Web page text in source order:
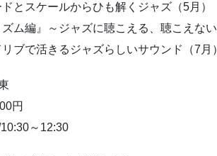
とスケールからひも解くジャズ（5月）
ム編』～ジャズに聴こえる、聴こえない
ブで活きるジャズらしいサウンド（7月）
円
～12:30